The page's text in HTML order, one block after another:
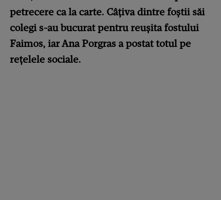
petrecere ca la carte. Câțiva dintre foștii săi
colegi s-au bucurat pentru reușita fostului
Faimos, iar Ana Porgras a postat totul pe
rețelele sociale.